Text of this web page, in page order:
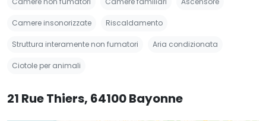
Camere insonorizzate Riscaldamento
Struttura interamente non fumatori Aria condizionata
Ciotole per animali
21 Rue Thiers, 64100 Bayonne